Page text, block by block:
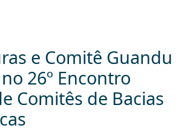
e Comitê Guandu
26º Encontro
Comitês de Bacias